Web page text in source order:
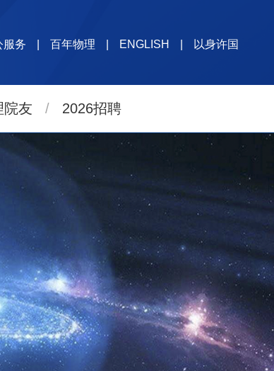
服务 百年物理 ENGLISH 以身许国
院友 / 2026招聘